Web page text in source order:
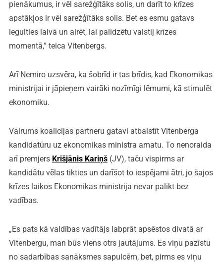
pienākumus, ir vēl sarežģītāks solis, un darīt to krīzes
apstākļos ir vēl sarežģītāks solis. Bet es esmu gatavs
iegulties laivā un airēt, lai palīdzētu valstij krīzes
momentā,” teica Vitenbergs.
Arī Nemiro uzsvēra, ka šobrīd ir tas brīdis, kad Ekonomikas
ministrijai ir jāpieņem vairāki nozīmīgi lēmumi, kā stimulēt
ekonomiku.
Vairums koalīcijas partneru gatavi atbalstīt Vitenberga
kandidatūru uz ekonomikas ministra amatu. To nenoraida
arī premjers Krišjānis Kariņš(JV), taču vispirms ar
kandidātu vēlas tikties un darīšot to iespējami ātri, jo šajos
krīzes laikos Ekonomikas ministrija nevar palikt bez
vadības.
„Es pats kā valdības vadītājs labprāt apsēstos divatā ar
Vitenbergu, man būs viens otrs jautājums. Es viņu pazīstu
no sadarbības sanāksmes sapulcēm, bet, pirms es viņu